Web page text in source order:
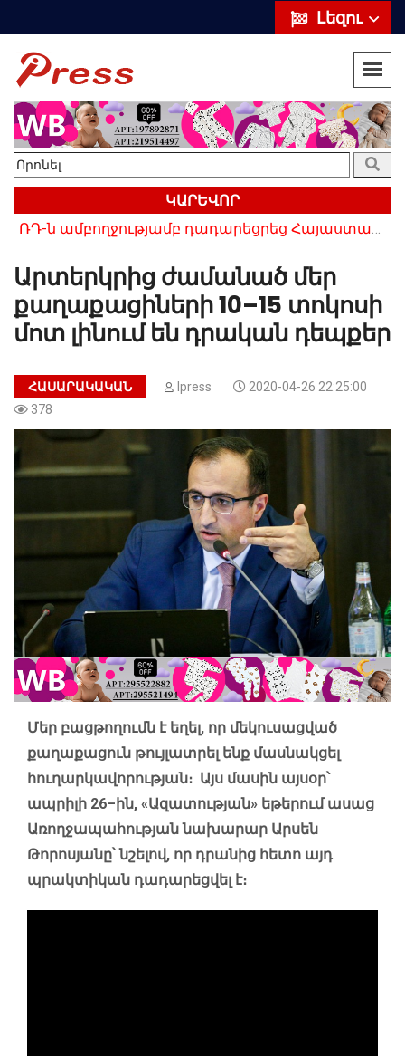
Լեզու
ԿԱՐԵՎՈՐ
Արտերկրից ժամանած մեր
քաղաքացիների 10–15 տոկոսի
մոտ լինում են դրական դեպքեր
ՀԱՍԱՐԱԿԱԿԱՆ Ipress
2020-04-26 22:25:00
378
Մեր բացթողումն է եղել, որ մեկուսացված
քաղաքացուն թույլատրել ենք մասնակցել
հուղարկավորության։ Այս մասին այսօր՝
ապրիլի 26–ին, «Ազատության» եթերում ասաց
Առողջապահության նախարար Արսեն
Թորոսյանը՝ նշելով, որ դրանից հետո այդ
պրակտիկան դադարեցվել է։